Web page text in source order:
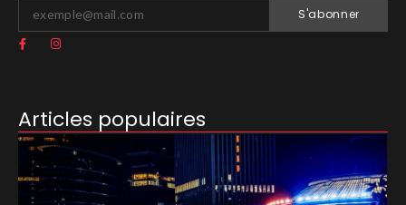
S'abonner
Articles populaires